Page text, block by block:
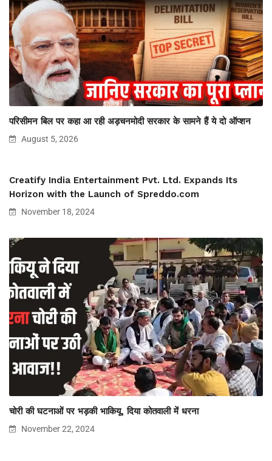
परिसीमन बिल पर कहा आ रही अड़चनमोदी सरकार के सामने हैं ये दो ऑप्शन
August 5, 2026
Creatify India Entertainment Pvt. Ltd. Expands Its
Horizon with the Launch of Spreddo.com
November 18, 2024
चोरी की घटनाओं पर भड़की भाकियू, दिया कोतवाली में धरना
November 22, 2024